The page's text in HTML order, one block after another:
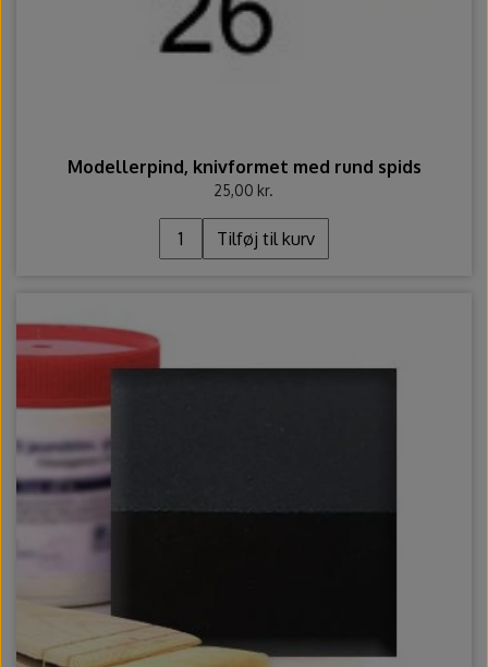
Modellerpind, knivformet med rund spids
25,00 kr.
Tilføj til kurv